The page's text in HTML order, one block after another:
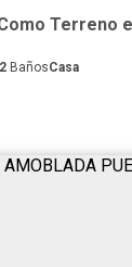
2 BañosCasa